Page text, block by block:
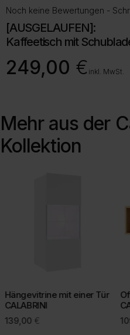
Noch keine Bewertungen -
[AUSGELAUFEN]:
Kaffeetisch mit
249,00 € inkl. MwSt.
Mehr aus der
Kollektion
Hängevitrine mit einer Tür
CALABRINI
139,00 €